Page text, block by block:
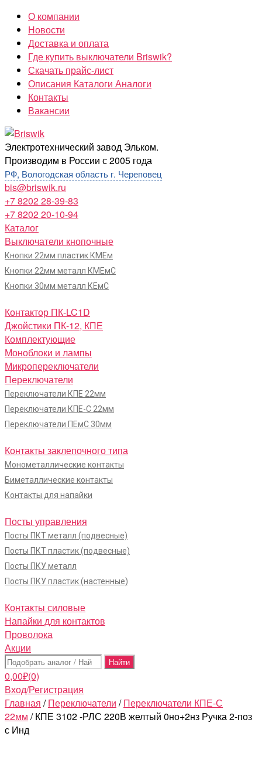
Перейти
содержимому
О компании
Новости
Доставка и оплата
Где купить выключатели Briswik?
Скачать прайс-лист
Описания Каталоги Аналоги
Контакты
Вакансии
Briswik
Электротехнический завод Эльком.
Производим в России с 2005 года
РФ, Вологодская область г. Череповец
bis@briswik.ru
+7 8202 28-39-83
+7 8202 20-10-94
Каталог
Выключатели кнопочные
Кнопки 22мм пластик КМЕм
Кнопки 22мм металл КМЕмС
Кнопки 30мм металл КЕмС
Контактор ПК-LC1D
Джойстики ПК-12, КПЕ
Комплектующие
Моноблоки и лампы
Микропереключатели
Переключатели
Переключатели КПЕ 22мм
Переключатели КПЕ-С 22мм
Переключатели ПЕмС 30мм
Контакты заклепочного типа
Монометаллические контакты
Биметаллические контакты
Контакты для напайки
Посты управления
Посты ПКТ металл (подвесные)
Посты ПКТ пластик (подвесные)
Посты ПКУ металл
Посты ПКУ пластик (настенные)
Контакты силовые
Напайки для контактов
Проволока
Акции
Поиск:
0,00₽(0)
Вход/Регистрация
Главная /Переключатели /Переключатели КПЕ-С
22мм / КПЕ 3102 -РЛС 220В желтый 0но+2нз Ручка 2-поз
с Инд